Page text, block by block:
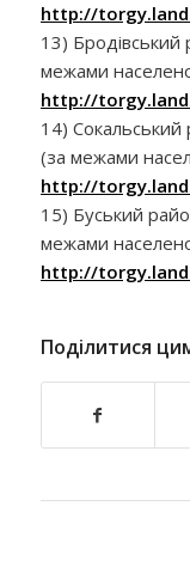
http://
13) Бродівський
межами
http://
14) Сокальський
(за межами
http://
15) Буський
межами
http://
Поділитися